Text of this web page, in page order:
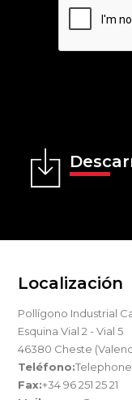
Localización
Pollígono Industrial
Esquina Vial 2 - Vial 5
46380 Cheste
Teléfono:Telephone
Fax:+34 96 251 25 21